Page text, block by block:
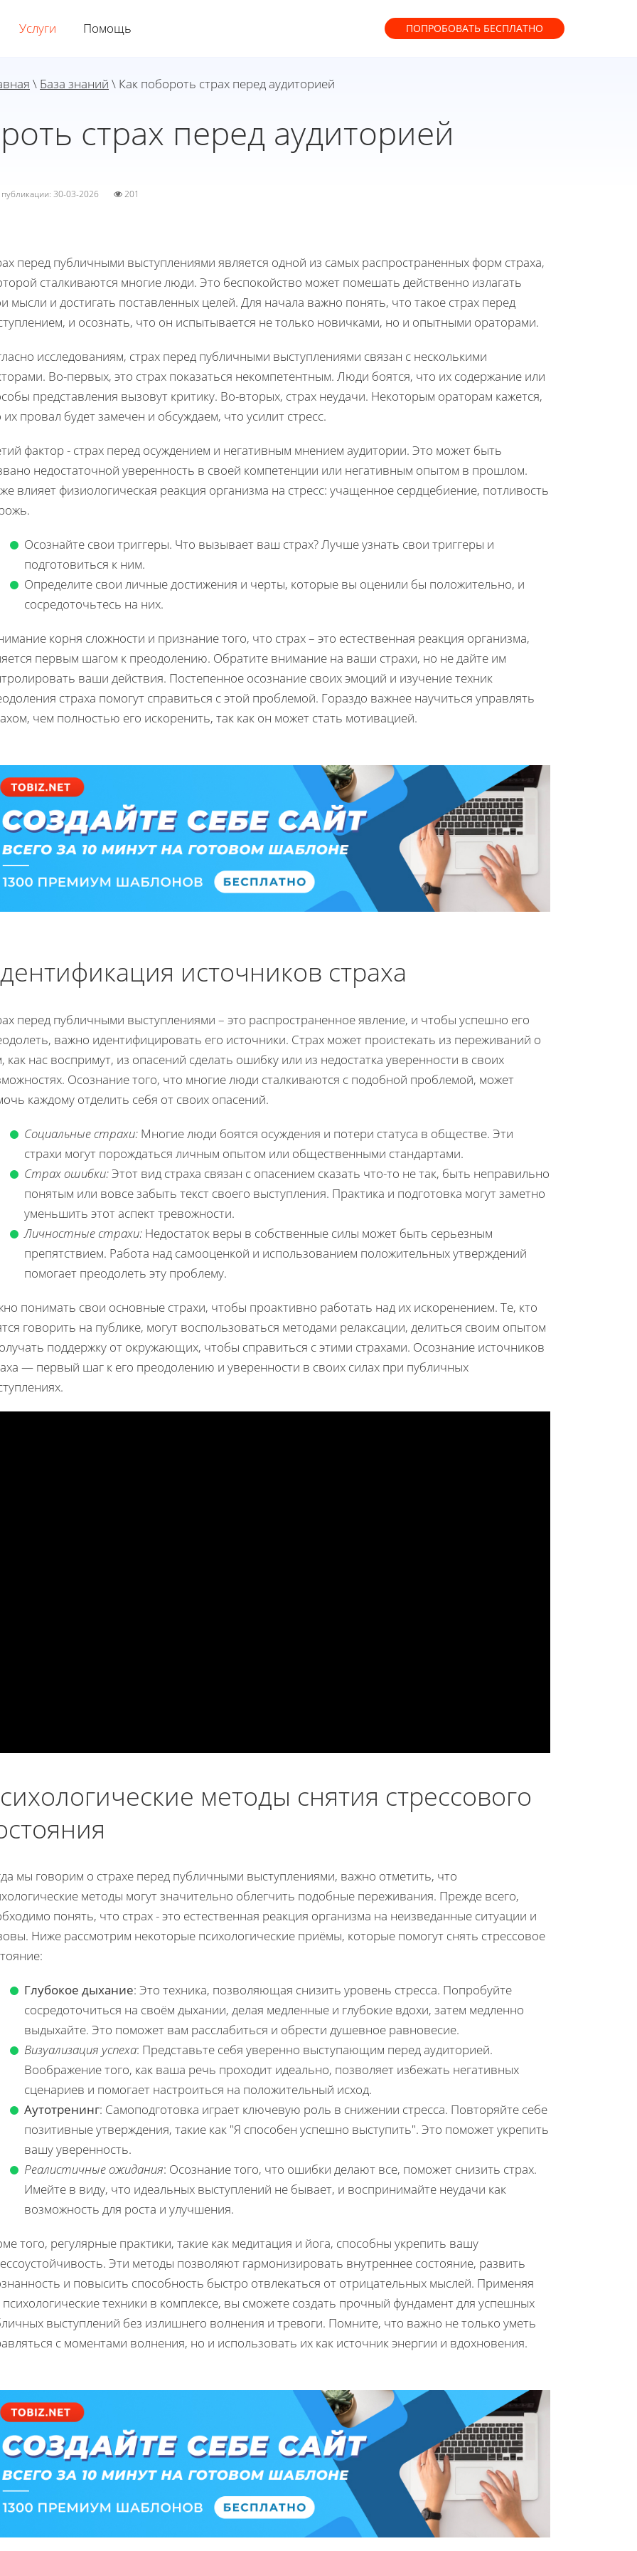
Услуги Помощь ПОПРОБОВАТЬ БЕСПЛАТНО
\ База знаний \ Как побороть страх перед аудиторией
страх перед аудиторией
публикации: 30-03-2026 201
перед публичными выступлениями является одной из самых распространенных форм страха,
сталкиваются многие люди. Это беспокойство может помешать действенно излагать
мысли и достигать поставленных целей. Для начала важно понять, что такое страх перед
и осознать, что он испытывается не только новичками, но и опытными ораторами.
исследованиям, страх перед публичными выступлениями связан с несколькими
Во-первых, это страх показаться некомпетентным. Люди боятся, что их содержание или
представления вызовут критику. Во-вторых, страх неудачи. Некоторым ораторам кажется,
их провал будет замечен и обсуждаем, что усилит стресс.
фактор - страх перед осуждением и негативным мнением аудитории. Это может быть
недостаточной уверенность в своей компетенции или негативным опытом в прошлом.
влияет физиологическая реакция организма на стресс: учащенное сердцебиение, потливость
Осознайте свои триггеры. Что вызывает ваш страх? Лучше узнать свои триггеры и
подготовиться к ним.
Определите свои личные достижения и черты, которые вы оценили бы положительно, и
сосредоточьтесь на них.
корня сложности и признание того, что страх – это естественная реакция организма,
первым шагом к преодолению. Обратите внимание на ваши страхи, но не дайте им
ваши действия. Постепенное осознание своих эмоций и изучение техник
страха помогут справиться с этой проблемой. Гораздо важнее научиться управлять
чем полностью его искоренить, так как он может стать мотивацией.
источников страха
перед публичными выступлениями – это распространенное явление, и чтобы успешно его
важно идентифицировать его источники. Страх может проистекать из переживаний о
как нас воспримут, из опасений сделать ошибку или из недостатка уверенности в своих
Осознание того, что многие люди сталкиваются с подобной проблемой, может
каждому отделить себя от своих опасений.
Социальные страхи: Многие люди боятся осуждения и потери статуса в обществе. Эти
страхи могут порождаться личным опытом или общественными стандартами.
Страх ошибки:Этот вид страха связан с опасением сказать что-то не так, быть неправильно
понятым или вовсе забыть текст своего выступления. Практика и подготовка могут заметно
уменьшить этот аспект тревожности.
Личностные страхи: Недостаток веры в собственные силы может быть серьезным
препятствием. Работа над самооценкой и использованием положительных утверждений
помогает преодолеть эту проблему.
понимать свои основные страхи, чтобы проактивно работать над их искоренением. Те, кто
говорить на публике, могут воспользоваться методами релаксации, делиться своим опытом
поддержку от окружающих, чтобы справиться с этими страхами. Осознание источников
— первый шаг к его преодолению и уверенности в своих силах при публичных
методы снятия стрессового
мы говорим о страхе перед публичными выступлениями, важно отметить, что
методы могут значительно облегчить подобные переживания. Прежде всего,
понять, что страх - это естественная реакция организма на неизведанные ситуации и
Ниже рассмотрим некоторые психологические приёмы, которые помогут снять стрессовое
Глубокое дыхание: Это техника, позволяющая снизить уровень стресса. Попробуйте
сосредоточиться на своём дыхании, делая медленные и глубокие вдохи, затем медленно
выдыхайте. Это поможет вам расслабиться и обрести душевное равновесие.
Визуализация успеха: Представьте себя уверенно выступающим перед аудиторией.
Воображение того, как ваша речь проходит идеально, позволяет избежать негативных
сценариев и помогает настроиться на положительный исход.
Аутотренинг: Самоподготовка играет ключевую роль в снижении стресса. Повторяйте себе
позитивные утверждения, такие как "Я способен успешно выступить". Это поможет укрепить
вашу уверенность.
Реалистичные ожидания: Осознание того, что ошибки делают все, поможет снизить страх.
Имейте в виду, что идеальных выступлений не бывает, и воспринимайте неудачи как
возможность для роста и улучшения.
того, регулярные практики, такие как медитация и йога, способны укрепить вашу
Эти методы позволяют гармонизировать внутреннее состояние, развить
и повысить способность быстро отвлекаться от отрицательных мыслей. Применяя
психологические техники в комплексе, вы сможете создать прочный фундамент для успешных
выступлений без излишнего волнения и тревоги. Помните, что важно не только уметь
с моментами волнения, но и использовать их как источник энергии и вдохновения.